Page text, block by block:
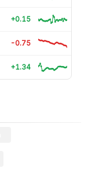
+0.15
-0.75
+1.34